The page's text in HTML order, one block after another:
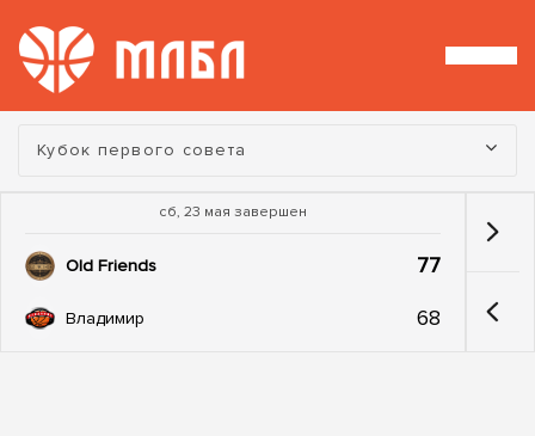
Турнир:
Кубок первого совета
сб, 23 мая завершен
Old Friends 77
Владимир 68